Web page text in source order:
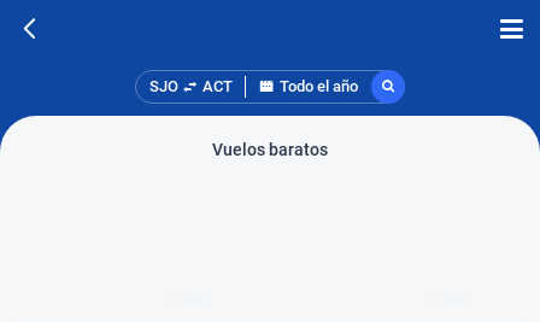
SJO ACT Todo el año
Vuelos baratos